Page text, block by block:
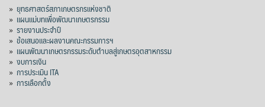
» ยุทธศาสตร์สภาเกษตรกรแห่งชาติ
» แผนแม่บทเพื่อพัฒนาเกษตรกรรม
» รายงานประจำปี
» ข้อเสนอและผลงานคณะกรรมการฯ
» แผนพัฒนาเกษตรกรรมระดับตำบลสู่เกษตรอุตสาหกรรม
» งบการเงิน
» การประเมิน ITA
» การเลือกตั้ง